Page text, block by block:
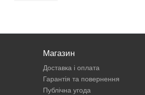
Магазин
Доставка і оплата
Гарантія та повернення
Публічна угода